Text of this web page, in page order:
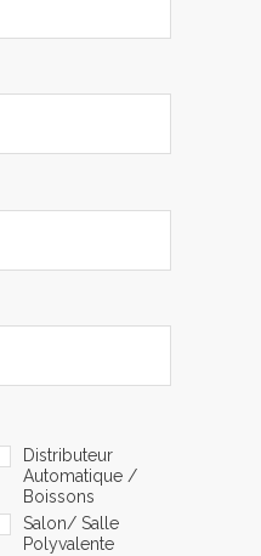
Distributeur
Automatique /
Boissons
Salon/ Salle
Polyvalente